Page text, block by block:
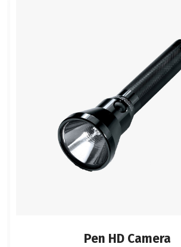
Pen HD Camera